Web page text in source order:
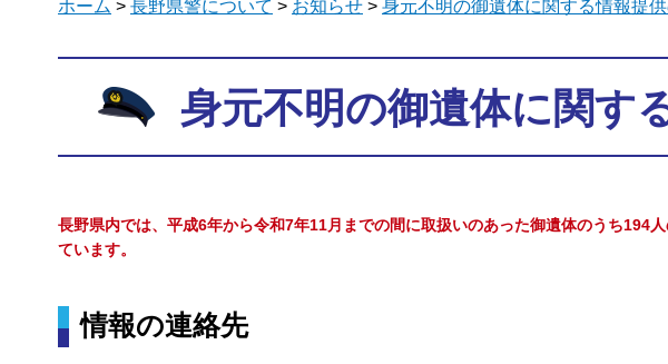
ホーム > 長野県警について > お知らせ > 身元不明の御遺体に関する情報提
身元不明の御遺体に関す
長野県内では、平成6年から令和7年11月までの間に取扱いのあった御遺体のうち194
ています。
情報の連絡先